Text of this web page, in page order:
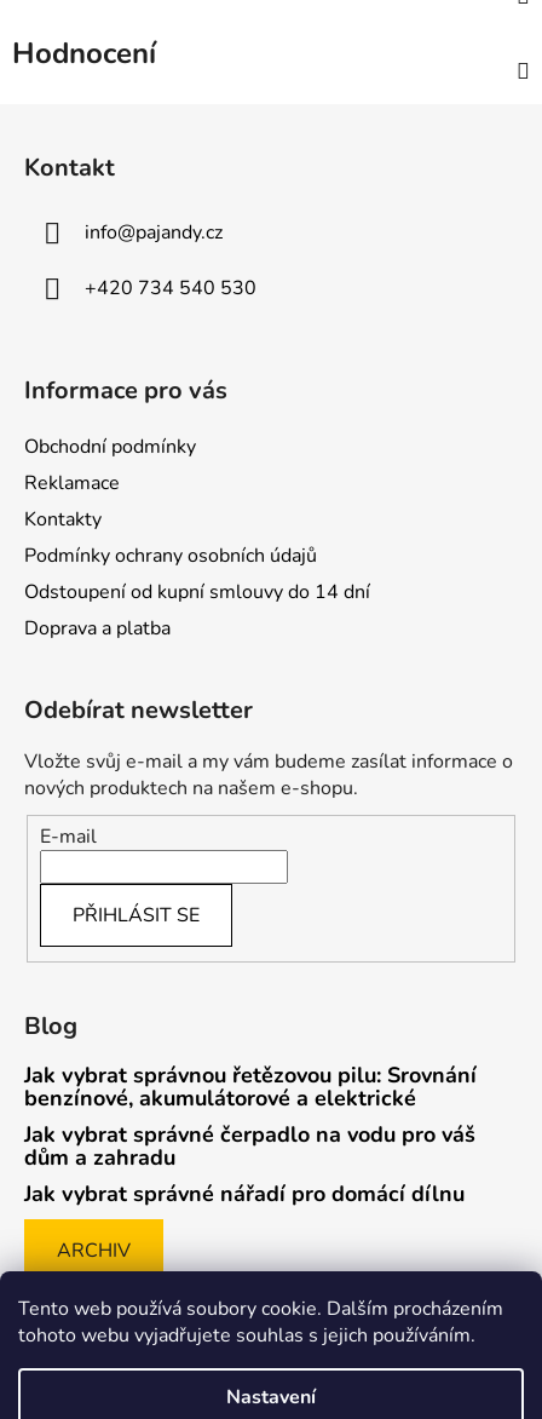
Tento web používá soubory cookie. Dalším procházením
tohoto webu vyjadřujete souhlas s jejich používáním.
Nastavení
Hodnocení
Kontakt
info@pajandy.cz
+420 734 540 530
Informace pro vás
Obchodní podmínky
Reklamace
Kontakty
Podmínky ochrany osobních údajů
Odstoupení od kupní smlouvy do 14 dní
Doprava a platba
Odebírat newsletter
Vložte svůj e-mail a my vám budeme zasílat informace o
nových produktech na našem e-shopu.
E-mail
PŘIHLÁSIT SE
Blog
Jak vybrat správnou řetězovou pilu: Srovnání
benzínové, akumulátorové a elektrické
Jak vybrat správné čerpadlo na vodu pro váš
dům a zahradu
Jak vybrat správné nářadí pro domácí dílnu
ARCHIV
Způsob ověřování recenzí